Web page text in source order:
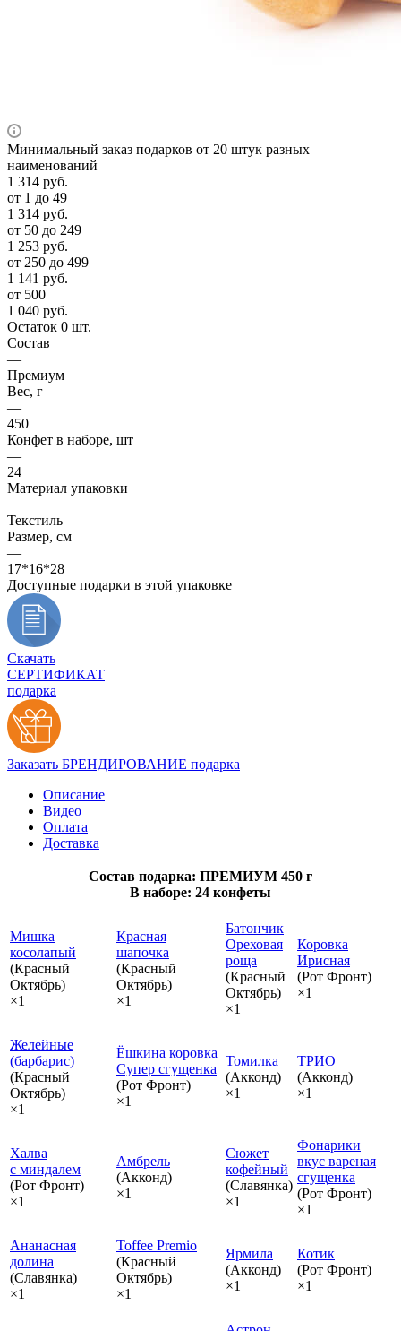
Минимальный заказ подарков от 20 штук разных
наименований
1 314 руб.
от 1 до 49
1 314 руб.
от 50 до 249
1 253 руб.
от 250 до 499
1 141 руб.
от 500
1 040 руб.
Остаток 0 шт.
Состав
—
Премиум
Вес, г
—
450
Конфет в наборе, шт
—
24
Материал упаковки
—
Текстиль
Размер, см
—
17*16*28
Доступные подарки в этой упаковке
Скачать
СЕРТИФИКАТ
подарка
Заказать БРЕНДИРОВАНИЕ подарка
Описание
Видео
Оплата
Доставка
Состав подарка: ПРЕМИУМ 450 г
В наборе: 24 конфеты
Мишка
косолапый
(Красный
Октябрь)
×1
Красная
шапочка
(Красный
Октябрь)
×1
Батончик
Ореховая
роща
(Красный
Октябрь)
×1
Коровка
Ирисная
(Рот Фронт)
×1
Желейные
(барбарис)
(Красный
Октябрь)
×1
Ёшкина коровка
Супер сгущенка
(Рот Фронт)
×1
Томилка
(Акконд)
×1
ТРИО
(Акконд)
×1
Халва
с миндалем
(Рот Фронт)
×1
Амбрель
(Акконд)
×1
Сюжет
кофейный
(Славянка)
×1
Фонарики
вкус вареная
сгущенка
(Рот Фронт)
×1
Ананасная
долина
(Славянка)
×1
Toffee Premio
(Красный
Октябрь)
×1
Ярмила
(Акконд)
×1
Котик
(Рот Фронт)
×1